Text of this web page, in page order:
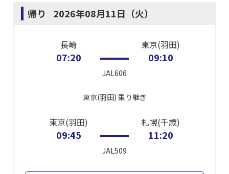
帰り 2026年08月11日（火）
長崎
07:20
JAL606
東京(羽田)
09:10
東京(羽田) 乗り継ぎ
東京(羽田)
09:45
JAL509
札幌(千歳)
11:20